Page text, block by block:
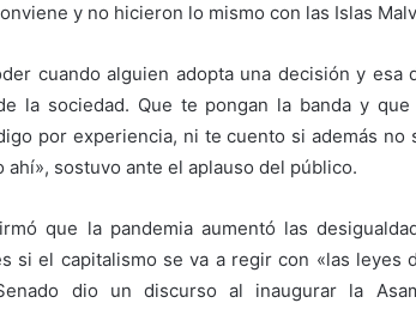
y no hicieron lo mismo con las Islas
cuando alguien adopta una decisión y
la sociedad. Que te pongan la banda y
por experiencia, ni te cuento si además no
ahí», sostuvo ante el aplauso del público.
que la pandemia aumentó las
si el capitalismo se va a regir con «las leyes
dio un discurso al inaugurar la